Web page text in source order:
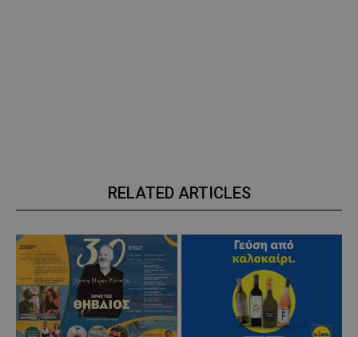
RELATED ARTICLES